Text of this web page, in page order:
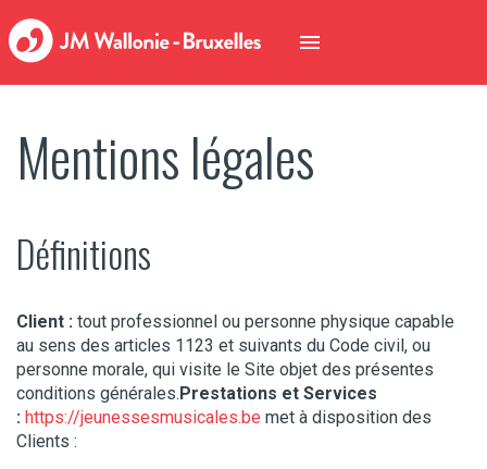
Mentions légales
Définitions
Client : tout professionnel ou personne physique capable
au sens des articles 1123 et suivants du Code civil, ou
personne morale, qui visite le Site objet des présentes
conditions générales.Prestations et Services
: https://jeunessesmusicales.be met à disposition des
Clients :